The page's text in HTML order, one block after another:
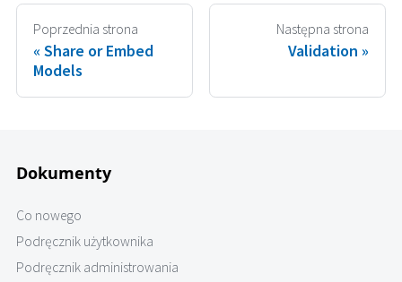
Poprzednia strona
Share or Embed
Models
Następna strona
Validation
Dokumenty
Co nowego
Podręcznik użytkownika
Podręcznik administrowania